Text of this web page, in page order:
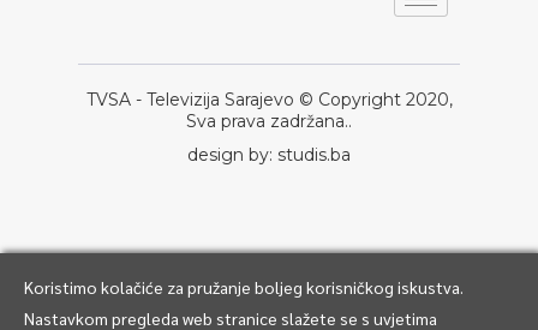
TVSA - Televizija Sarajevo © Copyright 2020,
Sva prava zadržana..
design by: studis.ba
Koristimo kolačiće za pružanje boljeg korisničkog iskustva.
Nastavkom pregleda web stranice slažete se s uvjetima